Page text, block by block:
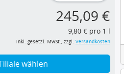
245,09 €
9,80 € pro 1 l
inkl. gesetzl. MwSt., zzgl. Versandkosten
Filiale wählen